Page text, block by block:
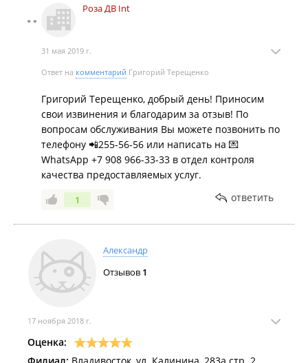
Роза ДВ Int
31 мая 2019 г.
Ответ на комментарий Григорий Терещенко
Григорий Терещенко, добрый день! Приносим
свои извинения и благодарим за отзыв! По
вопросам обслуживания Вы можете позвонить по
телефону 📲255-56-56 или написать на 💌
WhatsApp +7 908 966-33-33 в отдел контроля
качества предоставляемых услуг.
1 ответить
Александр
Отзывов 1
17 ноября 2018 г.
Оценка: